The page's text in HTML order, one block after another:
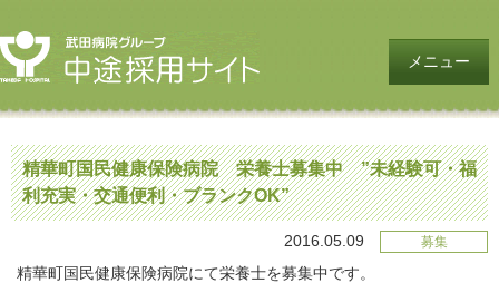
メニュー
精華町国民健康保険病院 栄養士募集中 ”未経験可・福
利充実・交通便利・ブランクOK”
2016.05.09 募集
精華町国民健康保険病院にて栄養士を募集中です。